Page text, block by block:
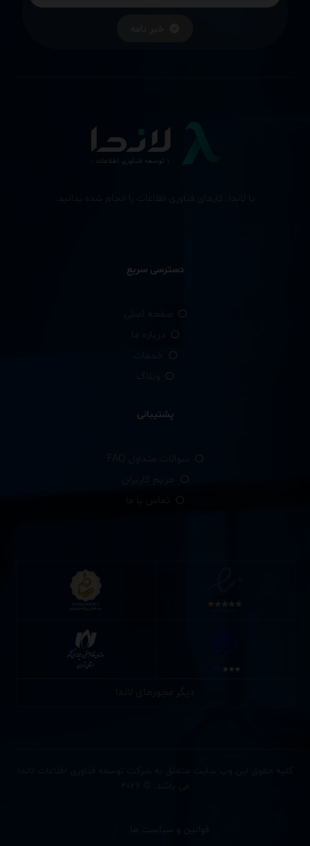
با لاندا، کارهای فناوری اطلاعات را انجام شده بدانید.
دسترسی سریع
صفحه اصلی
پشتیبانی
سوالات متداول FAQ
حریم کاربران
دیگر مجوزهای لاندا
کلیه حقوق این وب سایت متعلق به شرکت توسعه فناوری اطلاعات لاندا
قوانین و سیاست ها